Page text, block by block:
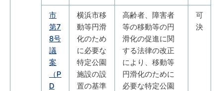
市
第7
8号
議
案
（P
D
横浜市移
動等円滑
化のため
に必要な
特定公園
施設の設
置の基準
高齢者、障害者
等の移動等の円
滑化の促進に関
する法律の改正
により、移動等
円滑化のために
必要な特定公園
可
決